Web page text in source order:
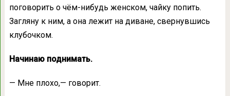
поговорить о чём-нибудь женском, чайку попить.
Загляну к ним, а она лежит на диване, свернувшись
клубочком.
Начинаю поднимать.
— Мне плохо,— говорит.